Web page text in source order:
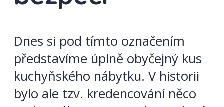
Dnes si pod tímto označením
představíme úplně obyčejný kus
kuchyňského nábytku. V historii
bylo ale tzv. kredencování něco